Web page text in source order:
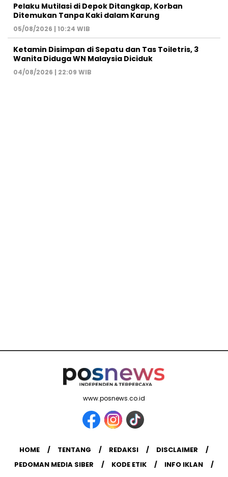
Pelaku Mutilasi di Depok Ditangkap, Korban
Ditemukan Tanpa Kaki dalam Karung
05/08/2026 | 10:24 WIB
Ketamin Disimpan di Sepatu dan Tas Toiletris, 3
Wanita Diduga WN Malaysia Diciduk
04/08/2026 | 22:09 WIB
www.posnews.co.id
HOME TENTANG REDAKSI
DISCLAIMER
PEDOMAN MEDIA SIBER
KODE ETIK
INFO IKLAN